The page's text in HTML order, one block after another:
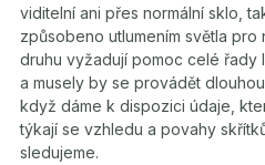
viditelní ani přes normální sklo,
způsobeno utlumením světla pro
druhu vyžadují pomoc celé řady
a musely by se provádět
když dáme k dispozici údaje,
týkají se vzhledu a povahy
sledujeme.